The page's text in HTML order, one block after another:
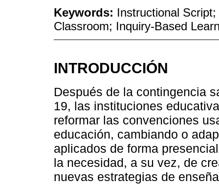
Keywords: Instructional
Classroom; Inquiry-Based
INTRODUCCIÓN
Después de la contingencia
19, las instituciones
reformar las convenciones
educación, cambiando o
aplicados de forma
la necesidad, a su vez, de
nuevas estrategias de